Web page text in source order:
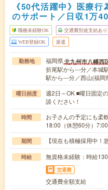
《50代活躍中》医療
のサポート／日収1万
職種未経験OK 交通費別途支給あり
WEB登録OK 派遣
勤務地 福岡県北九州市八幡西
折尾駅から---分／本城
駅から---分／西山(福岡
曜日頻度
週2日～OK ■曜日固定
談ください！
時間
お子さんの予定にも柔
18:00（休憩60分）
期間 【現在も積極採用中！
時給 無資格未経験：時給
交通費
交通費全額支給